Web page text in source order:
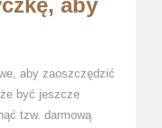
aby
aby zaoszczędzić
być jeszcze
tzw. darmową